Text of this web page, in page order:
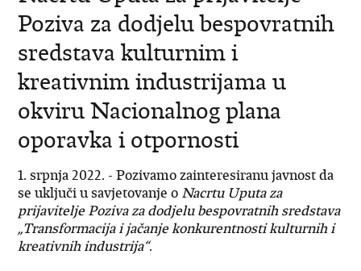
Poziva za dodjelu bespovratnih
sredstava kulturnim i
kreativnim industrijama u
okviru Nacionalnog plana
oporavka i otpornosti
1. srpnja 2022. - Pozivamo zainteresiranu javnost da
se uključi u savjetovanje o Nacrtu Uputa za
prijavitelje Poziva za dodjelu bespovratnih sredstava
„Transformacija i jačanje konkurentnosti kulturnih i
kreativnih industrija“.